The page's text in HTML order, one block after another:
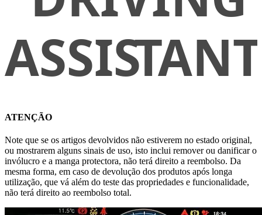
ATENÇÃO
Note que se os artigos devolvidos não estiverem no estado original,
ou mostrarem alguns sinais de uso, isto inclui remover ou danificar o
invólucro e a manga protectora, não terá direito a reembolso. Da
mesma forma, em caso de devolução dos produtos após longa
utilização, que vá além do teste das propriedades e funcionalidade,
não terá direito ao reembolso total.